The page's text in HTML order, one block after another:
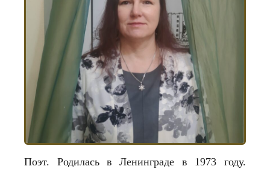
Поэт. Родилась в Ленинграде в 1973 году.